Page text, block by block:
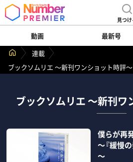
見つけ
動画 最新号
連載
ブックソムリエ ～新刊ワンショット時評
ブックソムリエ ～新刊ワ
僕らが再
～『緩慢
～